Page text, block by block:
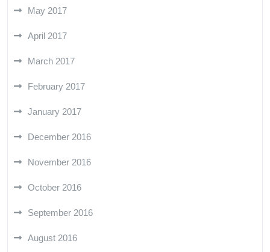
May 2017
April 2017
March 2017
February 2017
January 2017
December 2016
November 2016
October 2016
September 2016
August 2016